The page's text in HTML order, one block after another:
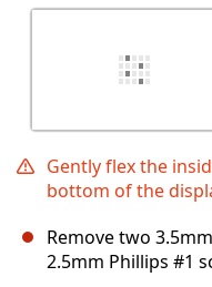
Gently flex the
bottom of the
Remove two
2.5mm Phillips #1